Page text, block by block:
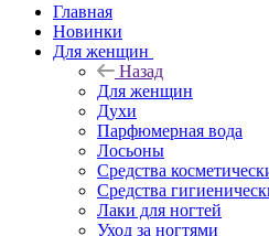
Главная
Новинки
Для женщин
Назад
Для женщин
Духи
Парфюмерная вода
Лосьоны
Средства
Средства
Лаки для ногтей
Уход за ногтями